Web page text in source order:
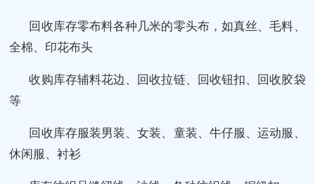
回收库存零布料各种几米的零头布，如真丝、毛料、
全棉、印花布头
收购库存辅料花边、回收拉链、回收钮扣、回收胶袋
等
回收库存服装男装、女装、童装、牛仔服、运动服、
休闲服、衬衫